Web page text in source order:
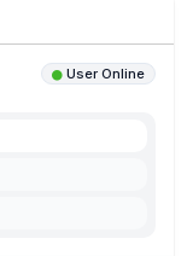
User Online